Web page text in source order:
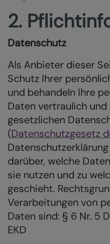
2.
Datenschutz
Als Anbieter dieser
Schutz Ihrer
und behandeln Ihre
Daten vertraulich
gesetzlichen
(Datenschutzgesetz
darüber, welche
sie nutzen und zu
geschieht.
Verarbeitungen von
Daten sind: § 6 Nr. 5
EKD